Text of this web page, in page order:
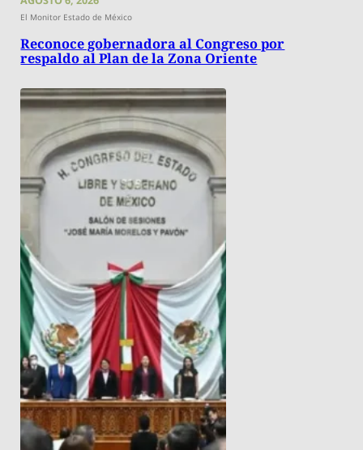
El Monitor Estado de México
Reconoce gobernadora al Congreso por
respaldo al Plan de la Zona Oriente